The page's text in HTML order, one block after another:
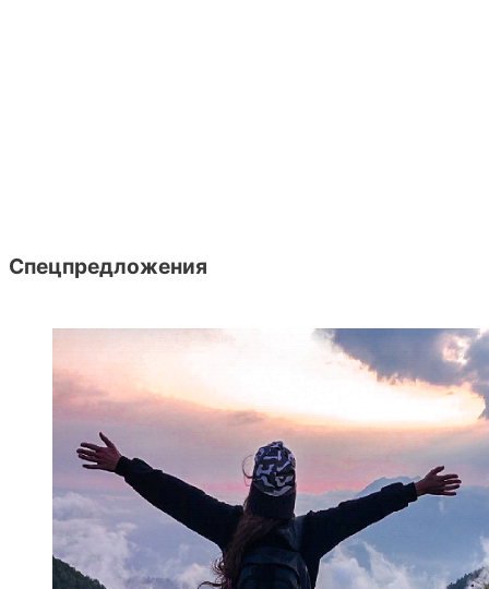
Спецпредложения